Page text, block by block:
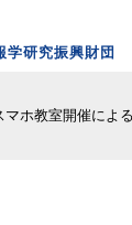
学研究振興財団
ホ教室開催によ